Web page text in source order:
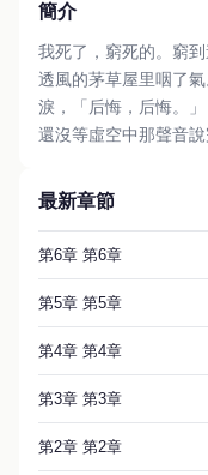
簡介
我死了，窮死的。窮
透風的茅草屋里咽了
淚，「后悔，后悔。
還沒等虛空中那聲音
最新章節
第6章 第6章
第5章 第5章
第4章 第4章
第3章 第3章
第2章 第2章